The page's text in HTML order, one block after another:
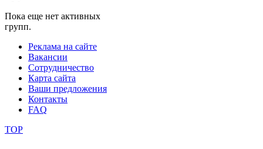
Пока еще нет активных
групп.
Реклама на сайте
Вакансии
Сотрудничество
Карта сайта
Ваши предложения
Контакты
FAQ
TOP